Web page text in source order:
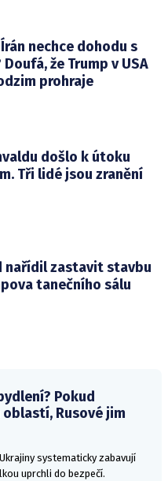
nechce dohodu s
Doufá, že Trump v USA
prohraje
došlo k útoku
Tři lidé jsou zranění
nařídil zastavit stavbu
tanečního sálu
Pokud
Rusové jim
systematicky zabavují
uprchli do bezpečí.